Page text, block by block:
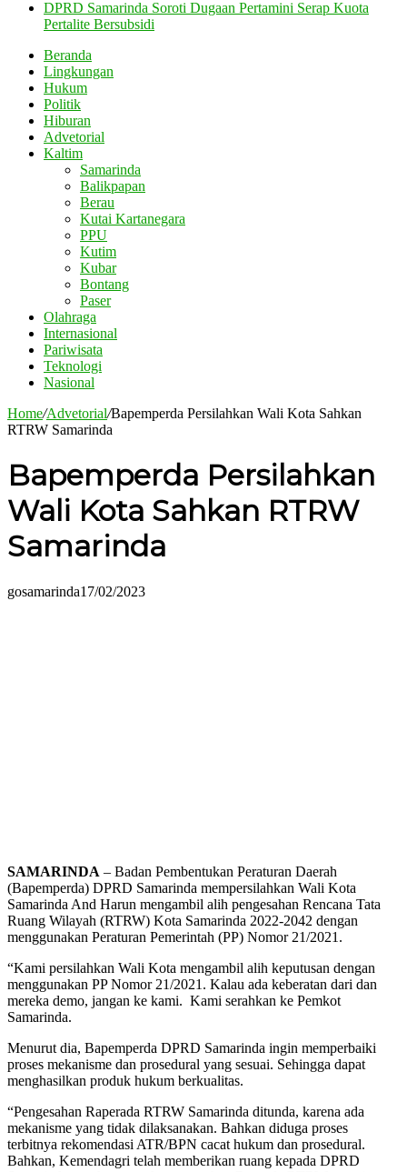
DPRD Samarinda Soroti Dugaan Pertamini Serap Kuota
Pertalite Bersubsidi
Beranda
Lingkungan
Hukum
Politik
Hiburan
Advetorial
Kaltim
Samarinda
Balikpapan
Berau
Kutai Kartanegara
PPU
Kutim
Kubar
Bontang
Paser
Olahraga
Internasional
Pariwisata
Teknologi
Nasional
Home/Advetorial/Bapemperda Persilahkan Wali Kota Sahkan
RTRW Samarinda
Bapemperda Persilahkan
Wali Kota Sahkan RTRW
Samarinda
gosamarinda17/02/2023
SAMARINDA – Badan Pembentukan Peraturan Daerah
(Bapemperda) DPRD Samarinda mempersilahkan Wali Kota
Samarinda And Harun mengambil alih pengesahan Rencana Tata
Ruang Wilayah (RTRW) Kota Samarinda 2022-2042 dengan
menggunakan Peraturan Pemerintah (PP) Nomor 21/2021.
“Kami persilahkan Wali Kota mengambil alih keputusan dengan
menggunakan PP Nomor 21/2021. Kalau ada keberatan dari dan
mereka demo, jangan ke kami. Kami serahkan ke Pemkot
Samarinda.
Menurut dia, Bapemperda DPRD Samarinda ingin memperbaiki
proses mekanisme dan prosedural yang sesuai. Sehingga dapat
menghasilkan produk hukum berkualitas.
“Pengesahan Raperada RTRW Samarinda ditunda, karena ada
mekanisme yang tidak dilaksanakan. Bahkan diduga proses
terbitnya rekomendasi ATR/BPN cacat hukum dan prosedural.
Bahkan, Kemendagri telah memberikan ruang kepada DPRD